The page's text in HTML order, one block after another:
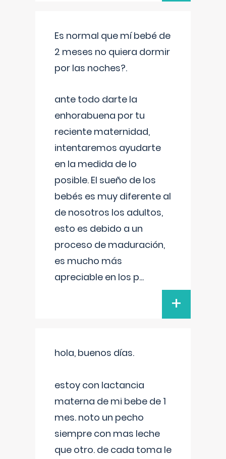
Es normal que mí bebé de
2 meses no quiera dormir
por las noches?.
ante todo darte la
enhorabuena por tu
reciente maternidad,
intentaremos ayudarte
en la medida de lo
posible. El sueño de los
bebés es muy diferente al
de nosotros los adultos,
esto es debido a un
proceso de maduración,
es mucho más
apreciable en los p...
+
hola, buenos días.
estoy con lactancia
materna de mi bebe de 1
mes. noto un pecho
siempre con mas leche
que otro. de cada toma le